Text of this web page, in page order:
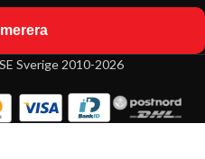
Sverige 2010-2026